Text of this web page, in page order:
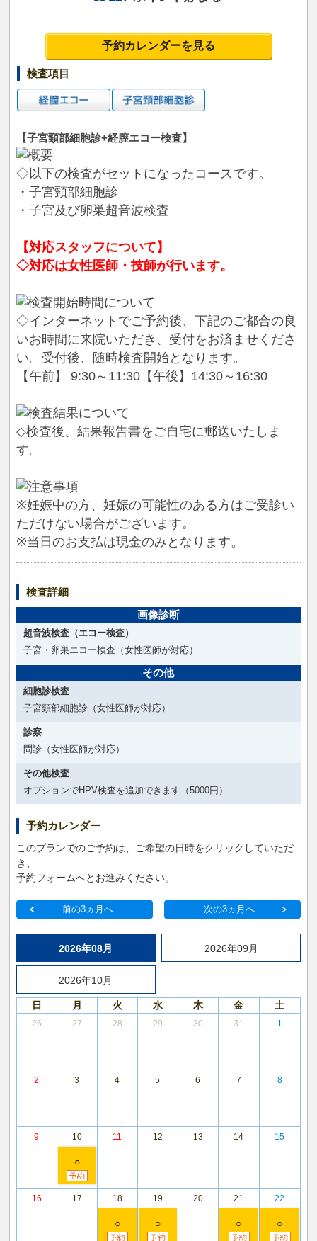
予約カレンダーを見る
検査項目
【子宮頸部細胞診+経膣エコー検査】
◇以下の検査がセットになったコースです。
・子宮頸部細胞診
・子宮及び卵巣超音波検査
【対応スタッフについて】
◇対応は女性医師・技師が行います。
◇インターネットでご予約後、下記のご都合の良
いお時間に来院いただき、受付をお済ませくださ
い。受付後、随時検査開始となります。
【午前】 9:30～11:30【午後】14:30～16:30
◇検査後、結果報告書をご自宅に郵送いたしま
す。
※妊娠中の方、妊娠の可能性のある方はご受診い
ただけない場合がございます。
※当日のお支払は現金のみとなります。
検査詳細
画像診断
超音波検査（エコー検査）
子宮・卵巣エコー検査（女性医師が対応）
その他
細胞診検査
子宮頸部細胞診（女性医師が対応）
診察
問診（女性医師が対応）
その他検査
オプションでHPV検査を追加できます（5000円）
予約カレンダー
このプランでのご予約は、ご希望の日時をクリックしていただ
き、
予約フォームへとお進みください。
前の3ヵ月へ 次の3ヵ月へ
2026年08月 2026年09月
2026年10月
日 月 火 水 木 金 土
26 27 28 29 30 31 1
2 3 4 5 6 7 8
9 10
○
11 12 13 14 15
16 17 18
○
19
○
20 21
○
22
○